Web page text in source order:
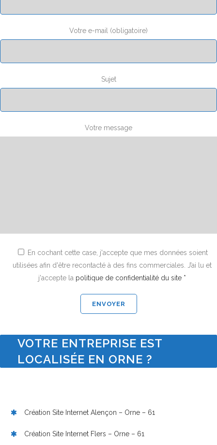
Votre e-mail (obligatoire)
Sujet
Votre message
En cochant cette case, j'accepte que mes données soient
utilisées afin d'être recontacté à des fins commerciales. J’ai lu et
j'accepte la politique de confidentialité du site *
VOTRE ENTREPRISE EST
LOCALISÉE EN ORNE ?
Création Site Internet Alençon – Orne – 61
Création Site Internet Flers – Orne – 61